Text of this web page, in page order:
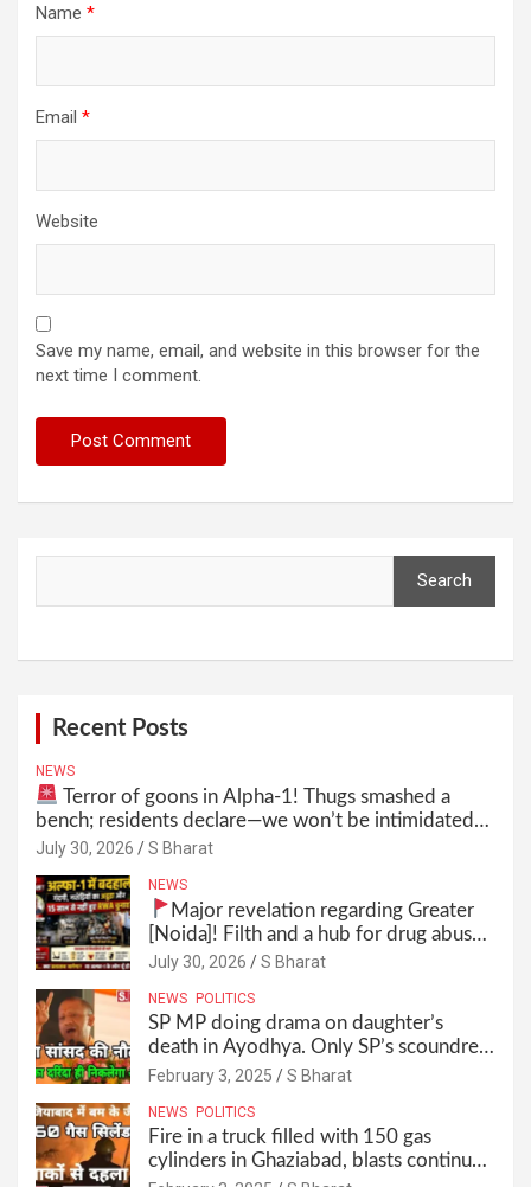
Name *
Email *
Website
Save my name, email, and website in this browser for the
next time I comment.
Search
Recent Posts
NEWS
Terror of goons in Alpha-1! Thugs smashed a
bench; residents declare—we won’t be intimidated
anymore! Who is the mastermind behind it all? |
July 30, 2026 S Bharat
NEWS
Major revelation regarding Greater
[Noida]! Filth and a hub for drug abuse
in Alpha-1, and no RWA elections for
July 30, 2026 S Bharat
NEWS POLITICS
SP MP doing drama on daughter’s
death in Ayodhya. Only SP’s scoundrel
will be involved in this too @SBharat
February 3, 2025 S Bharat
NEWS POLITICS
Fire in a truck filled with 150 gas
cylinders in Ghaziabad, blasts continued